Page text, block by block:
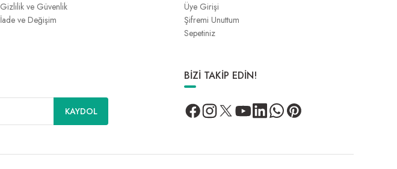
Gizlilik ve Güvenlik
İade ve Değişim
Üye Girişi
Şifremi Unuttum
Sepetiniz
KAYDOL
BİZİ TAKİP EDİN!